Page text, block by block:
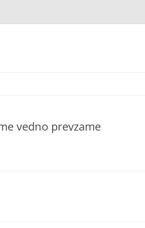
vedno prevzame